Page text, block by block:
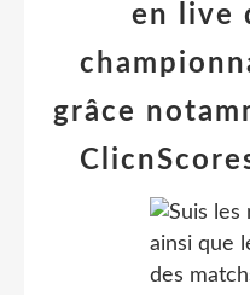
en live
grâce